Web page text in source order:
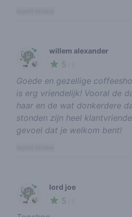
🍃
willem alexander
5
Goede en gezellige
is erg vriendelijk! Vooral de
haar en de wat donkerdere
stonden zijn heel
gevoel dat je welkom bent!
🍃
lord joe
5